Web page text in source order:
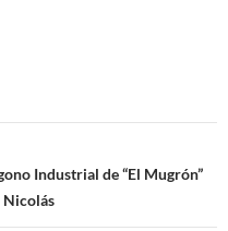
Industrial de “El Mugrón”
Nicolás